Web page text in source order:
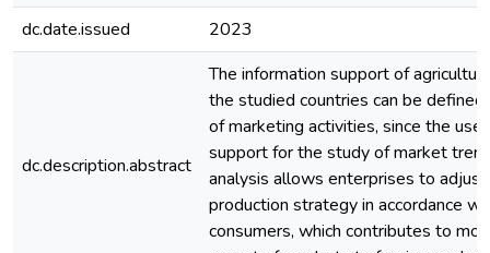
dc.date.issued
2023
dc.description.abstract
The information support of
the studied countries can be
of marketing activities, since the use
support for the study of market
analysis allows enterprises to
production strategy in accordance
consumers, which contributes to